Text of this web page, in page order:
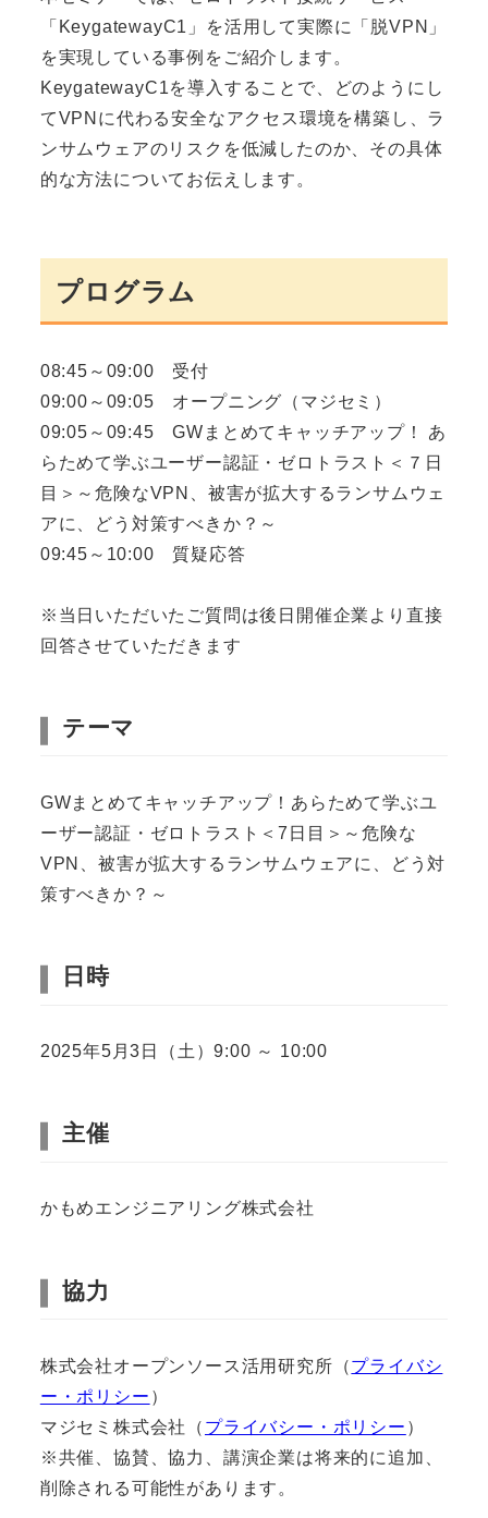
「KeygatewayC1」を活用して実際に「脱VPN」
を実現している事例をご紹介します。
KeygatewayC1を導入することで、どのようにし
てVPNに代わる安全なアクセス環境を構築し、ラ
ンサムウェアのリスクを低減したのか、その具体
的な方法についてお伝えします。
プログラム
08:45～09:00 受付
09:00～09:05 オープニング（マジセミ）
09:05～09:45 GWまとめてキャッチアップ！ あ
らためて学ぶユーザー認証・ゼロトラスト＜７日
目＞～危険なVPN、被害が拡大するランサムウェ
アに、どう対策すべきか？～
09:45～10:00 質疑応答
※当日いただいたご質問は後日開催企業より直接
回答させていただきます
テーマ
GWまとめてキャッチアップ！あらためて学ぶユ
ーザー認証・ゼロトラスト＜7日目＞～危険な
VPN、被害が拡大するランサムウェアに、どう対
策すべきか？～
日時
2025年5月3日（土）9:00 ～ 10:00
主催
かもめエンジニアリング株式会社
協力
株式会社オープンソース活用研究所（プライバシ
ー・ポリシー ）
マジセミ株式会社（ プライバシー・ポリシー ）
※共催、協賛、協力、講演企業は将来的に追加、
削除される可能性があります。